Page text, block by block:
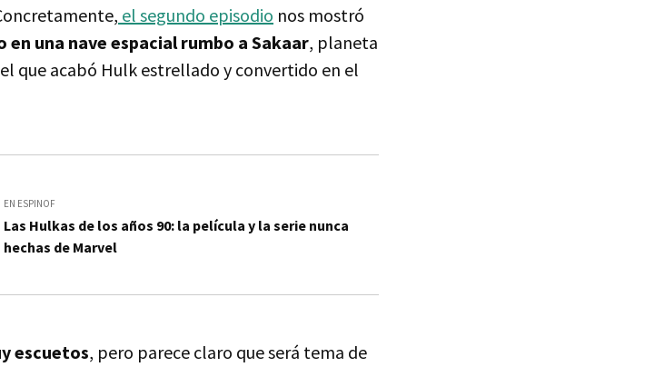
el segundo episodio nos mostró
en una nave espacial rumbo a Sakaar, planeta
que acabó Hulk estrellado y convertido en el
EN ESPINOF
Las Hulkas de los años 90: la película y la serie nunca
hechas de Marvel
escuetos, pero parece claro que será tema de